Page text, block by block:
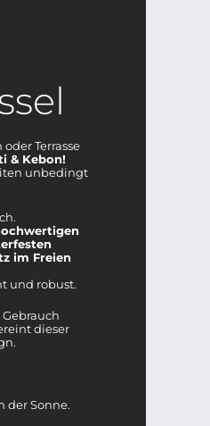
Terrasse
& Kebon!
unbedingt
im Freien
und robust.
dieser
der Sonne.